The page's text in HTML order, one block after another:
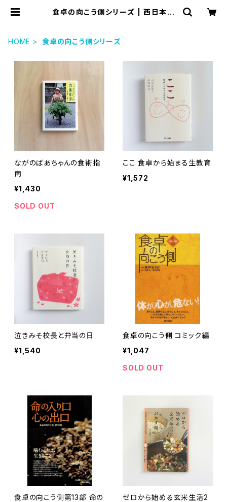
食卓の向こう側シリーズ | 西日本新
HOME 食卓の向こう側シリーズ
ながのばあちゃんの食術指
南
¥1,430
SOLD OUT
ここ 食卓から始まる生教育
¥1,572
泣きみそ校長と弁当の日
¥1,540
食卓の向こう側 コミック編
¥1,047
SOLD OUT
食卓の向こう側第13部 命の
ゼロから始める玄米生活2